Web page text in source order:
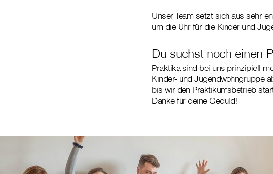
Unser Team setzt sich aus sehr
um die Uhr für die Kinder und
Du suchst noch einen
Praktika sind bei uns prinzipiell
Kinder- und Jugendwohngruppe
bis wir den Praktikumsbetrieb
Danke für deine Geduld!